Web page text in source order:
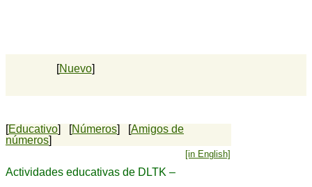
[Nuevo]
[Educativo] [Números] [Amigos de
números]
[in English]
Actividades educativas de DLTK –